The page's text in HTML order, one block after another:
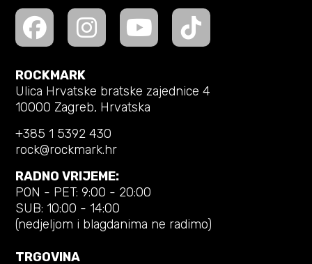
ROCKMARK
Ulica Hrvatske bratske zajednice 4
10000 Zagreb, Hrvatska
+385 1 5392 430
rock@rockmark.hr
RADNO VRIJEME:
PON - PET: 9:00 - 20:00
SUB: 10:00 - 14:00
(nedjeljom i blagdanima ne radimo)
TRGOVINA